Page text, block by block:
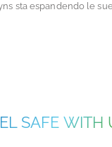
sta espandendo le
SAFE WITH